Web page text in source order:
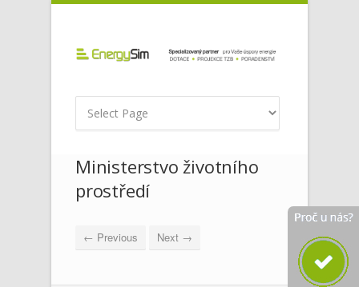
Ministerstvo životního
prostředí
← Previous Next →